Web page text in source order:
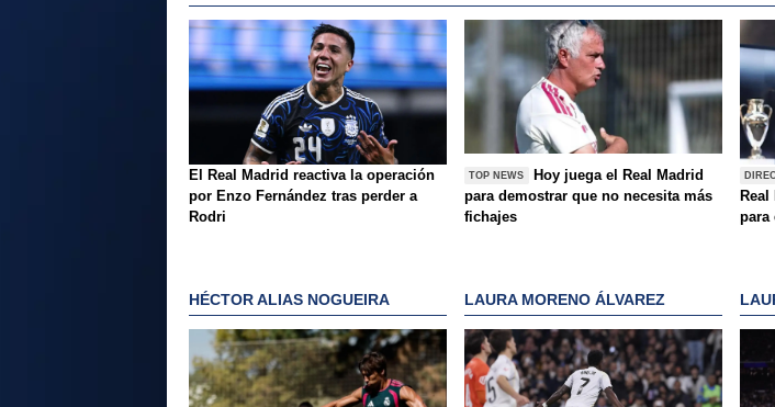
El Real Madrid reactiva la operación
por Enzo Fernández tras perder a
Rodri
TOP NEWS
Hoy juega el Real Madrid
para demostrar que no necesita más
fichajes
para
HÉCTOR ALIAS NOGUEIRA LAURA MORENO ÁLVAREZ